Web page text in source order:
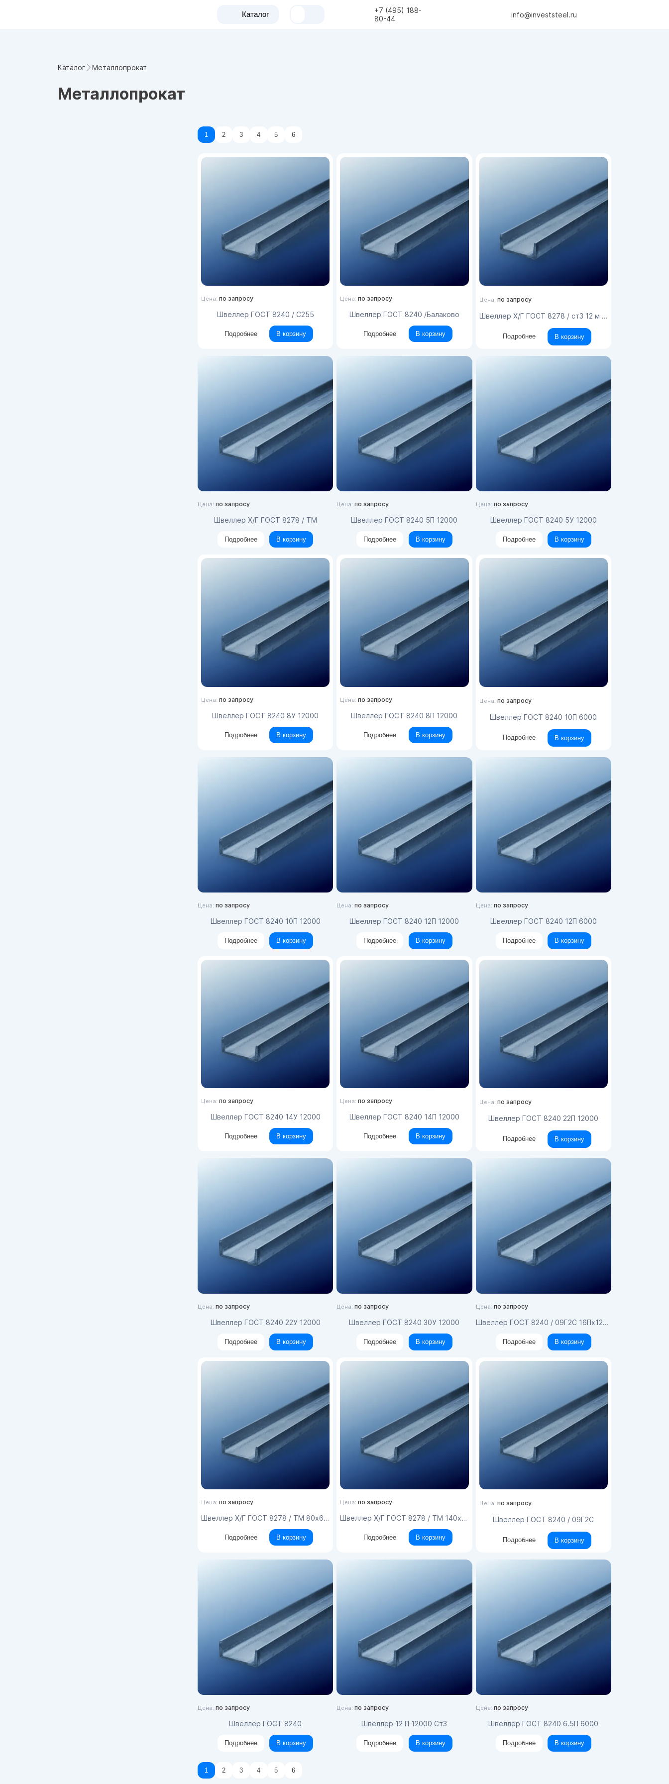
Каталог
+7 (495) 188-
80-44
info@investsteel.ru
Каталог Металлопрокат
Металлопрокат
1 2 3 4 5 6
Цена: по запросу
Швеллер ГОСТ 8240 / С255
Подробнее В корзину
Цена:по запросу
Швеллер ГОСТ 8240 /Балаково
Подробнее В корзину
Цена: по запросу
Швеллер Х/Г ГОСТ 8278 / ст3 12 м / ТМ
Подробнее В корзину
Цена: по запросу
Швеллер Х/Г ГОСТ 8278 / ТМ
Подробнее В корзину
Цена:по запросу
Швеллер ГОСТ 8240 5П 12000
Подробнее В корзину
Цена: по запросу
Швеллер ГОСТ 8240 5У 12000
Подробнее В корзину
Цена: по запросу
Швеллер ГОСТ 8240 8У 12000
Подробнее В корзину
Цена:по запросу
Швеллер ГОСТ 8240 8П 12000
Подробнее В корзину
Цена: по запросу
Швеллер ГОСТ 8240 10П 6000
Подробнее В корзину
Цена: по запросу
Швеллер ГОСТ 8240 10П 12000
Подробнее В корзину
Цена:по запросу
Швеллер ГОСТ 8240 12П 12000
Подробнее В корзину
Цена: по запросу
Швеллер ГОСТ 8240 12П 6000
Подробнее В корзину
Цена: по запросу
Швеллер ГОСТ 8240 14У 12000
Подробнее В корзину
Цена:по запросу
Швеллер ГОСТ 8240 14П 12000
Подробнее В корзину
Цена: по запросу
Швеллер ГОСТ 8240 22П 12000
Подробнее В корзину
Цена: по запросу
Швеллер ГОСТ 8240 22У 12000
Подробнее В корзину
Цена:по запросу
Швеллер ГОСТ 8240 30У 12000
Подробнее В корзину
Цена: по запросу
Швеллер ГОСТ 8240 / 09Г2С 16Пx12000
Подробнее В корзину
Цена: по запросу
Швеллер Х/Г ГОСТ 8278 / ТМ 80x60x4x12000
Подробнее В корзину
Цена:по запросу
Швеллер Х/Г ГОСТ 8278 / ТМ 140x60x5x12000
Подробнее В корзину
Цена: по запросу
Швеллер ГОСТ 8240 / 09Г2С
Подробнее В корзину
Цена: по запросу
Швеллер ГОСТ 8240
Подробнее В корзину
Цена:по запросу
Швеллер 12 П 12000 Ст3
Подробнее В корзину
Цена: по запросу
Швеллер ГОСТ 8240 6.5П 6000
Подробнее В корзину
1 2 3 4 5 6